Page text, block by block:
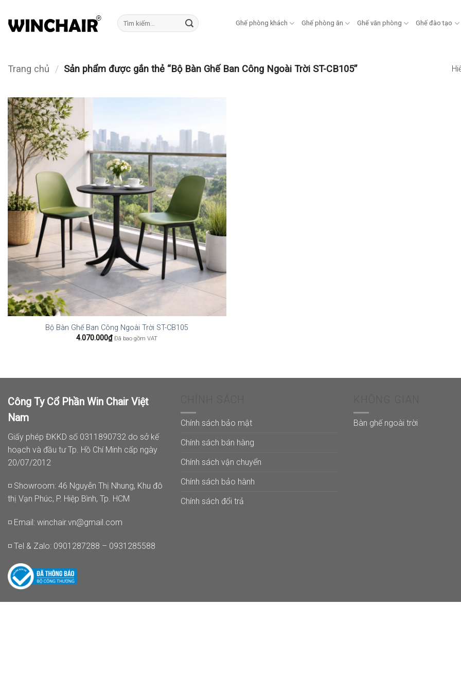
qua
Tìm
kiếm:
Ghế phòng khách Ghế phòng ăn Ghế văn phòng Ghế đào tạo
Trang chủ / Sản phẩm được gắn thẻ “Bộ Bàn Ghế Ban Công Ngoài Trời ST-CB105”
Bộ Bàn Ghế Ban Công Ngoài Trời ST-CB105
4.070.000₫ Đã bao gồm VAT
Công Ty Cổ Phần Win Chair Việt
Nam
Giấy phép ĐKKD số 0311890732 do sở kế
hoạch và đầu tư Tp. Hồ Chí Minh cấp ngày
20/07/2012
◽ Showroom: 46 Nguyễn Thị Nhung, Khu đô
thị Vạn Phúc, P. Hiệp Bình, Tp. HCM
◽ Email: winchair.vn@gmail.com
◽ Tel & Zalo: 0901287288 – 0931285588
Chính sách bảo mật
Chính sách bán hàng
Chính sách vận chuyển
Chính sách bảo hành
Chính sách đổi trả
Bàn ghế ngoài trời